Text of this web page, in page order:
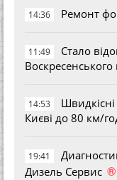
14:36 Ремонт
11:49
Стало
Воскресенського
14:53
Києві до 80 км/
19:41
Дизель Сервис ®